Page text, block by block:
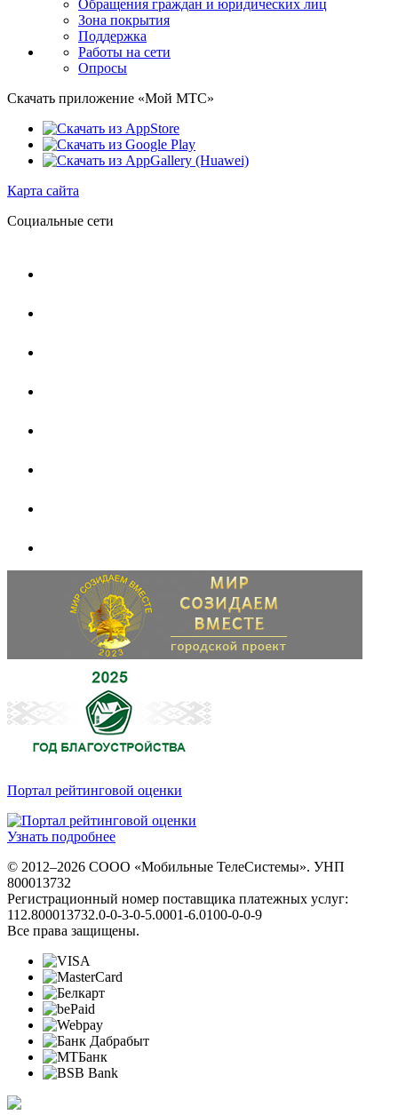
Обращения граждан и юридических лиц
Зона покрытия
Поддержка
Работы на сети
Опросы
Скачать приложение «Мой МТС»
Карта сайта
Социальные сети
Портал рейтинговой оценки
Узнать подробнее
© 2012–2026 СООО «Мобильные ТелеСистемы». УНП
800013732
Регистрационный номер поставщика платежных услуг:
112.800013732.0-0-3-0-5.0001-6.0100-0-0-9
Все права защищены.